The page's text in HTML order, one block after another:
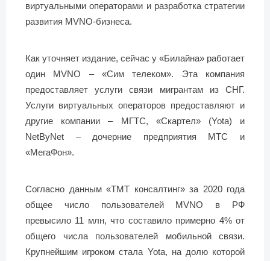
виртуальными операторами и разработка стратегии
развития MVNO-бизнеса.
Как уточняет издание, сейчас у «Билайна» работает
один MVNO – «Сим телеком». Эта компания
предоставляет услуги связи мигрантам из СНГ.
Услуги виртуальных операторов предоставляют и
другие компании – МГТС, «Скартел» (Yota) и
NetByNet – дочерние предприятия МТС и
«МегаФон».
Согласно данным «ТМТ консалтинг» за 2020 года
общее число пользователей MVNO в РФ
превысило 11 млн, что составило примерно 4% от
общего числа пользователей мобильной связи.
Крупнейшим игроком стала Yota, на долю которой